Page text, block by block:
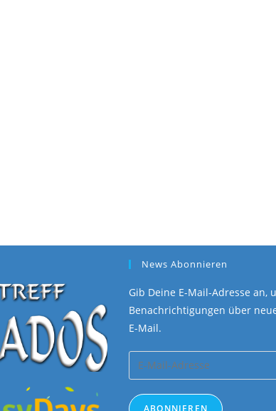
News Abonnieren
Gib Deine E-Mail-Adresse an,
Benachrichtigungen über
E-Mail.
Mail-
Adresse
ABONNIEREN